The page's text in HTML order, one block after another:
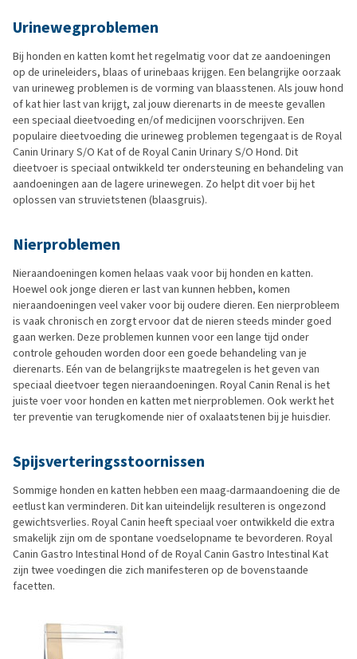
Urinewegproblemen
Bij honden en katten komt het regelmatig voor dat ze aandoeningen
op de urineleiders, blaas of urinebaas krijgen. Een belangrijke oorzaak
van urineweg problemen is de vorming van blaasstenen. Als jouw hond
of kat hier last van krijgt, zal jouw dierenarts in de meeste gevallen
een speciaal dieetvoeding en/of medicijnen voorschrijven. Een
populaire dieetvoeding die urineweg problemen tegengaat is de Royal
Canin Urinary S/O Kat of de Royal Canin Urinary S/O Hond. Dit
dieetvoer is speciaal ontwikkeld ter ondersteuning en behandeling van
aandoeningen aan de lagere urinewegen. Zo helpt dit voer bij het
oplossen van struvietstenen (blaasgruis).
Nierproblemen
Nieraandoeningen komen helaas vaak voor bij honden en katten.
Hoewel ook jonge dieren er last van kunnen hebben, komen
nieraandoeningen veel vaker voor bij oudere dieren. Een nierprobleem
is vaak chronisch en zorgt ervoor dat de nieren steeds minder goed
gaan werken. Deze problemen kunnen voor een lange tijd onder
controle gehouden worden door een goede behandeling van je
dierenarts. Eén van de belangrijkste maatregelen is het geven van
speciaal dieetvoer tegen nieraandoeningen. Royal Canin Renal is het
juiste voer voor honden en katten met nierproblemen. Ook werkt het
ter preventie van terugkomende nier of oxalaatstenen bij je huisdier.
Spijsverteringsstoornissen
Sommige honden en katten hebben een maag-darmaandoening die de
eetlust kan verminderen. Dit kan uiteindelijk resulteren is ongezond
gewichtsverlies. Royal Canin heeft speciaal voer ontwikkeld die extra
smakelijk zijn om de spontane voedselopname te bevorderen. Royal
Canin Gastro Intestinal Hond of de Royal Canin Gastro Intestinal Kat
zijn twee voedingen die zich manifesteren op de bovenstaande
facetten.